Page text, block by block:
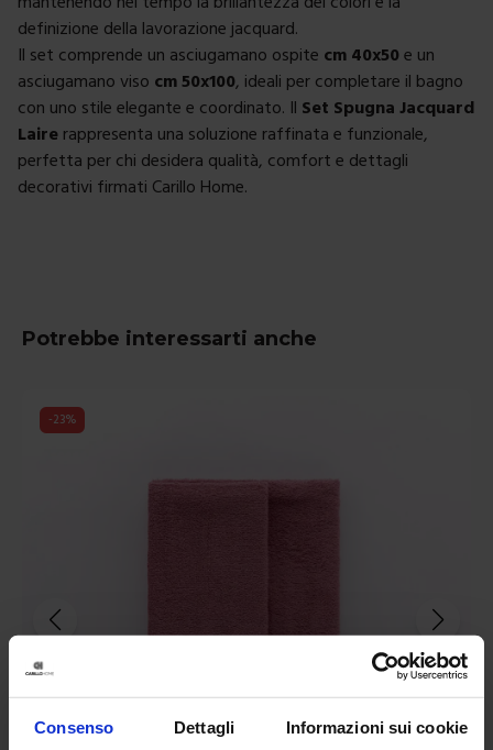
Consenso Dettagli Informazioni sui cookie
definizione della lavorazione jacquard.
Il set comprende un asciugamano ospite cm 40x50 e un
asciugamano viso cm 50x100, ideali per completare il bagno
con uno stile elegante e coordinato. Il Set Spugna Jacquard
Laire rappresenta una soluzione raffinata e funzionale,
perfetta per chi desidera qualità, comfort e dettagli
decorativi firmati Carillo Home.
Potrebbe interessarti anche
-23%